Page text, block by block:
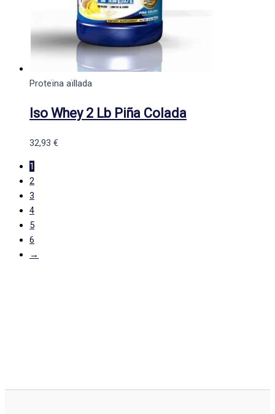
Proteïna aïllada
Iso Whey 2 Lb Piña Colada
32,93 €
1
2
3
4
5
6
→